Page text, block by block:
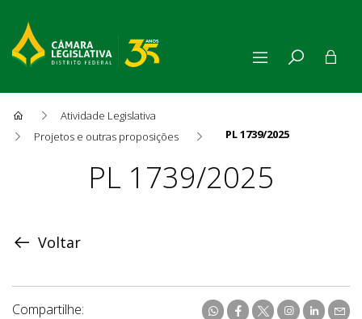
Atividade Legislativa
Projetos e outras proposições
PL 1739/2025
ProposiçãoPL 1739/2025
Voltar
Compartilhe: